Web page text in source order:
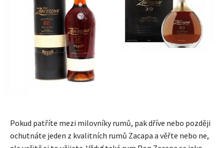
Pokud patříte mezi milovníky rumů, pak dříve nebo později
ochutnáte jeden z kvalitních rumů Zacapa a věřte nebo ne,